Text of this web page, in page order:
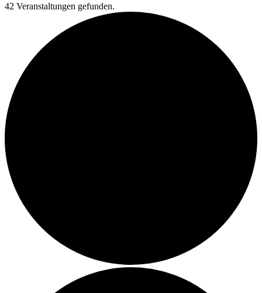
42 Veranstaltungen gefunden.